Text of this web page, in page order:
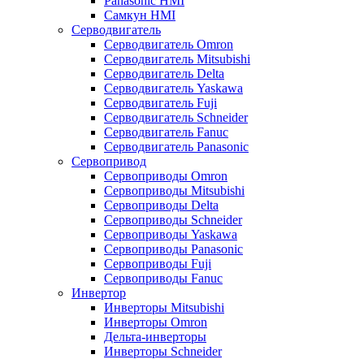
Самкун HMI
Серводвигатель
Серводвигатель Omron
Серводвигатель Mitsubishi
Серводвигатель Delta
Серводвигатель Yaskawa
Серводвигатель Fuji
Серводвигатель Schneider
Серводвигатель Fanuc
Серводвигатель Panasonic
Сервопривод
Сервоприводы Omron
Сервоприводы Mitsubishi
Сервоприводы Delta
Сервоприводы Schneider
Сервоприводы Yaskawa
Сервоприводы Panasonic
Сервоприводы Fuji
Сервоприводы Fanuc
Инвертор
Инверторы Mitsubishi
Инверторы Omron
Дельта-инверторы
Инверторы Schneider